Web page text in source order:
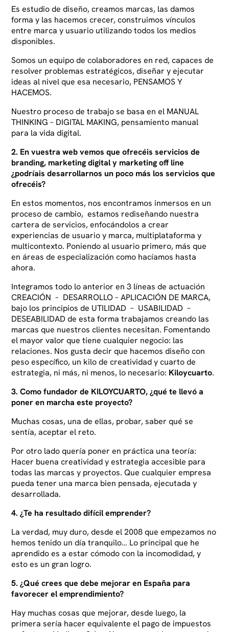
Es estudio de diseño, creamos marcas, las damos
forma y las hacemos crecer, construimos vínculos
entre marca y usuario utilizando todos los medios
disponibles.
Somos un equipo de colaboradores en red, capaces de
resolver problemas estratégicos, diseñar y ejecutar
ideas al nivel que esa necesario, PENSAMOS Y
HACEMOS.
Nuestro proceso de trabajo se basa en el MANUAL
THINKING – DIGITAL MAKING, pensamiento manual
para la vida digital.
2. En vuestra web vemos que ofrecéis servicios de
branding, marketing digital y marketing off line
¿podríais desarrollarnos un poco más los servicios que
ofrecéis?
En estos momentos, nos encontramos inmersos en un
proceso de cambio, estamos rediseñando nuestra
cartera de servicios, enfocándolos a crear
experiencias de usuario y marca, multiplataforma y
multicontexto. Poniendo al usuario primero, más que
en áreas de especialización como hacíamos hasta
ahora.
Integramos todo lo anterior en 3 líneas de actuación
CREACIÓN – DESARROLLO – APLICACIÓN DE MARCA,
bajo los principios de UTILIDAD – USABILIDAD –
DESEABILIDAD de esta forma trabajamos creando las
marcas que nuestros clientes necesitan. Fomentando
el mayor valor que tiene cualquier negocio: las
relaciones. Nos gusta decir que hacemos diseño con
peso específico, un kilo de creatividad y cuarto de
estrategia, ni más, ni menos, lo necesario: Kiloycuarto.
3. Como fundador de KILOYCUARTO, ¿qué te llevó a
poner en marcha este proyecto?
Muchas cosas, una de ellas, probar, saber qué se
sentía, aceptar el reto.
Por otro lado quería poner en práctica una teoría:
Hacer buena creatividad y estrategia accesible para
todas las marcas y proyectos. Que cualquier empresa
pueda tener una marca bien pensada, ejecutada y
desarrollada.
4. ¿Te ha resultado difícil emprender?
La verdad, muy duro, desde el 2008 que empezamos no
hemos tenido un día tranquilo… Lo principal que he
aprendido es a estar cómodo con la incomodidad, y
esto es un gran logro.
5. ¿Qué crees que debe mejorar en España para
favorecer el emprendimiento?
Hay muchas cosas que mejorar, desde luego, la
primera sería hacer equivalente el pago de impuestos